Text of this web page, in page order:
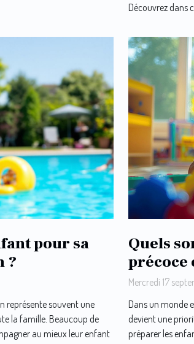
Découvrez dans
pour sa
?
représente souvent une
la famille. Beaucoup de
au mieux leur enfant
Quels
précoce
Mercredi 17
Dans un monde
devient une
préparer les